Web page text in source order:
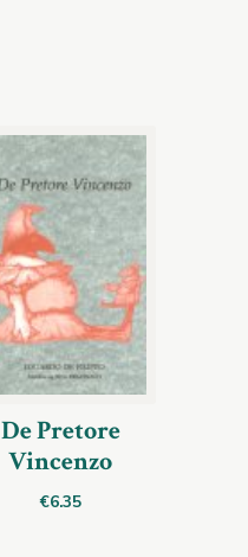
De Pretore
Vincenzo
€6.35